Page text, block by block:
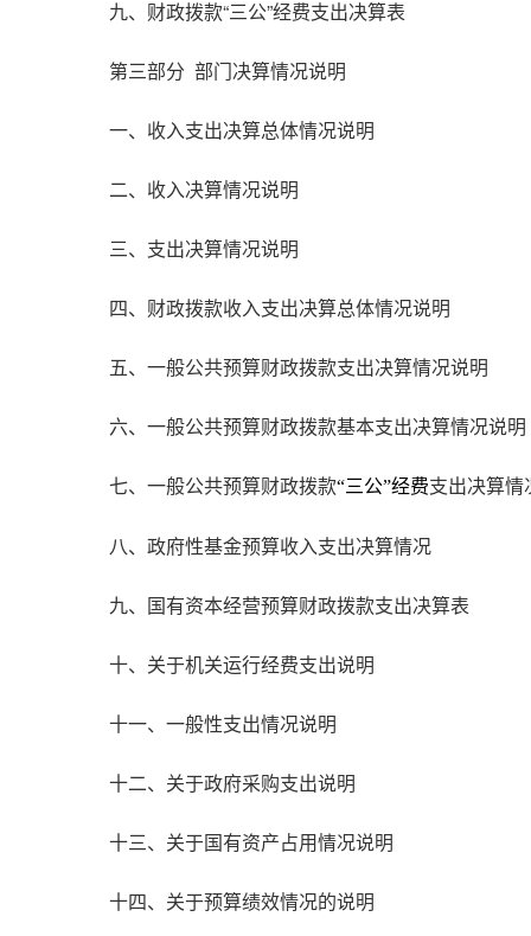
九、财政拨款“三公”经费支出决算表
第三部分 部门决算情况说明
一、收入支出决算总体情况说明
二、收入决算情况说明
三、支出决算情况说明
四、财政拨款收入支出决算总体情况说明
五、一般公共预算财政拨款支出决算情况说明
六、一般公共预算财政拨款基本支出决算情况说明
七、一般公共预算财政拨款“三公”经费支出决算情
八、政府性基金预算收入支出决算情况
九、国有资本经营预算财政拨款支出决算表
十、关于机关运行经费支出说明
十一、一般性支出情况说明
十二、关于政府采购支出说明
十三、关于国有资产占用情况说明
十四、关于预算绩效情况的说明